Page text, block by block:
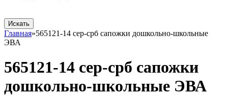
Главная»565121-14 сер-срб сапожки дошкольно-школьные
ЭВА
565121-14 сер-срб сапожки
дошкольно-школьные ЭВА